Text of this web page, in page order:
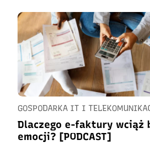
GOSPODARKA IT I
Dlaczego e-faktury wciąż
emocji? [PODCAST]